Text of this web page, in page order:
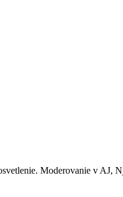
Moderovanie v AJ,